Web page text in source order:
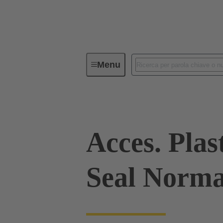
MenuConnettori Industriali / Han®
Acces.
Seal